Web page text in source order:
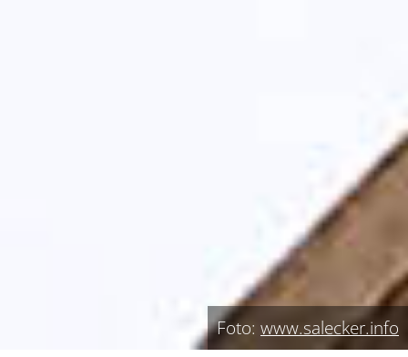
Foto: www.salecker.info